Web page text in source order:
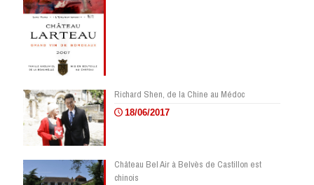
Richard Shen, de la Chine au Médoc
18/06/2017
Château Bel Air à Belvès de Castillon est
chinois